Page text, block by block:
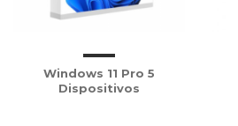
Windows 11 Pro 5
Dispositivos